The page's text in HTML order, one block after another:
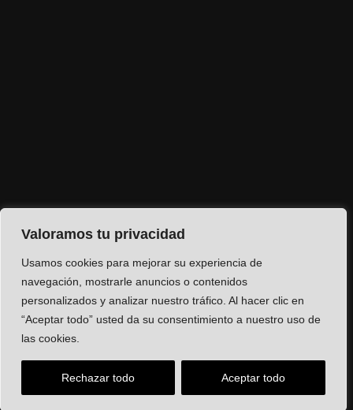
Valoramos tu privacidad
Usamos cookies para mejorar su experiencia de
navegación, mostrarle anuncios o contenidos
personalizados y analizar nuestro tráfico. Al hacer clic en
“Aceptar todo” usted da su consentimiento a nuestro uso de
las cookies.
Rechazar todo Aceptar todo